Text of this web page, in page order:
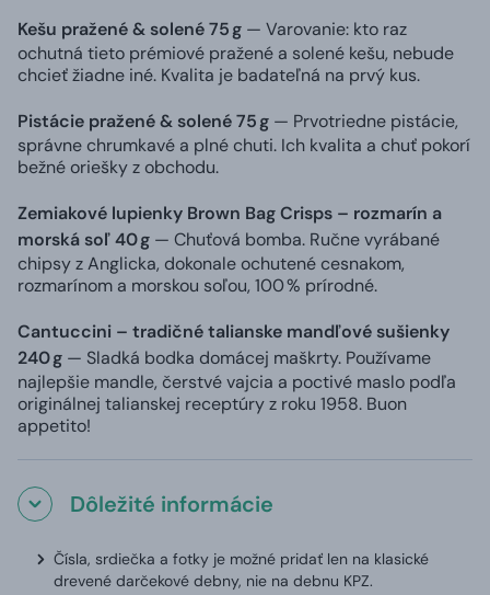
Kešu pražené & solené 75 g — Varovanie: kto raz
ochutná tieto prémiové pražené a solené kešu, nebude
chcieť žiadne iné. Kvalita je badateľná na prvý kus.
Pistácie pražené & solené 75 g — Prvotriedne pistácie,
správne chrumkavé a plné chuti. Ich kvalita a chuť pokorí
bežné oriešky z obchodu.
Zemiakové lupienky Brown Bag Crisps – rozmarín a
morská soľ 40 g — Chuťová bomba. Ručne vyrábané
chipsy z Anglicka, dokonale ochutené cesnakom,
rozmarínom a morskou soľou, 100 % prírodné.
Cantuccini – tradičné talianske mandľové sušienky
240 g — Sladká bodka domácej maškrty. Používame
najlepšie mandle, čerstvé vajcia a poctivé maslo podľa
originálnej talianskej receptúry z roku 1958. Buon
appetito!
Dôležité informácie
Čísla, srdiečka a fotky je možné pridať len na klasické
drevené darčekové debny, nie na debnu KPZ.